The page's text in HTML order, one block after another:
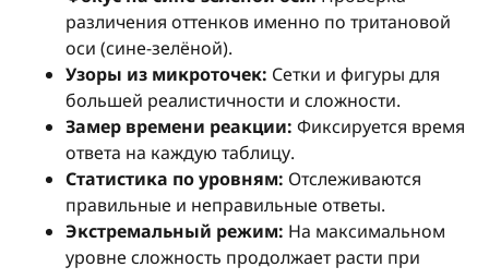
различения оттенков именно по тритановой
оси (сине-зелёной).
Узоры из микроточек: Сетки и фигуры для
большей реалистичности и сложности.
Замер времени реакции: Фиксируется время
ответа на каждую таблицу.
Статистика по уровням: Отслеживаются
правильные и неправильные ответы.
Экстремальный режим: На максимальном
уровне сложность продолжает расти при